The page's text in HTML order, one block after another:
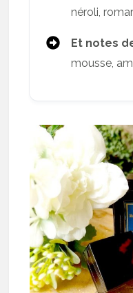
néroli,
Et notes
mousse,